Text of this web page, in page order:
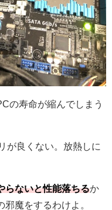
の寿命が縮んでしまう
が良くない。放熱しに
らないと性能落ちるか
魔をするわけよ。